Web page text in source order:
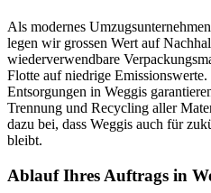
Als modernes
legen wir grossen Wert auf
wiederverwendbare
Flotte auf niedrige
Entsorgungen in Weggis
Trennung und Recycling aller
dazu bei, dass Weggis auch für
bleibt.
Ablauf Ihres Auftrags in